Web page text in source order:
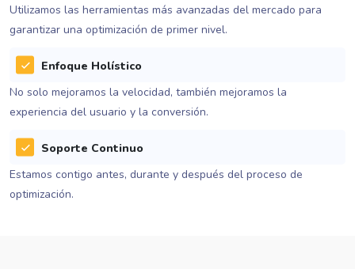
Utilizamos las herramientas más avanzadas del mercado para
garantizar una optimización de primer nivel.
Enfoque Holístico
No solo mejoramos la velocidad, también mejoramos la
experiencia del usuario y la conversión.
Soporte Continuo
Estamos contigo antes, durante y después del proceso de
optimización.